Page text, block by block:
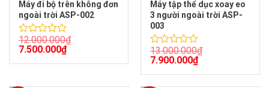
Máy đi bộ trên không đơn
ngoài trời ASP-002
Được
xếp
12.000.000₫
7.500.000₫
Máy tập thể dục xoay eo
3 người ngoài trời ASP-
003
Được
xếp
13.000.000₫
7.900.000₫